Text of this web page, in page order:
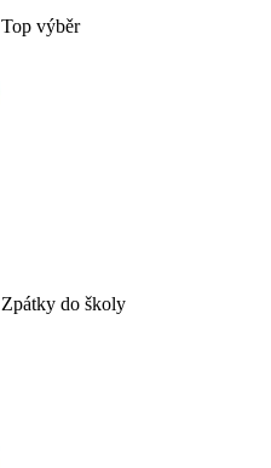
Top výběr
Zpátky do školy